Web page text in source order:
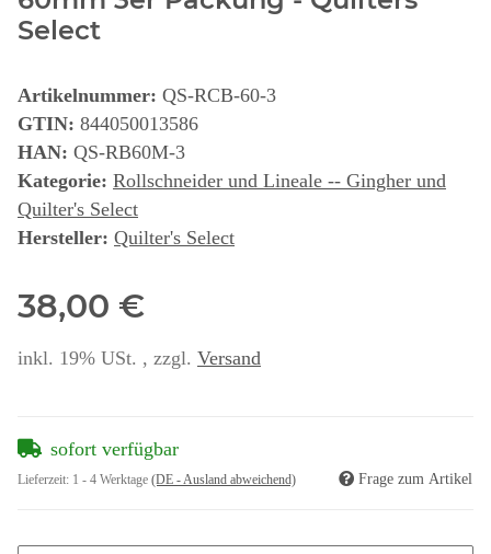
Select
Artikelnummer: QS-RCB-60-3
GTIN: 844050013586
HAN: QS-RB60M-3
Kategorie: Rollschneider und Lineale -- Gingher und
Quilter's Select
Hersteller: Quilter's Select
38,00 €
inkl. 19% USt. , zzgl. Versand
sofort verfügbar
Lieferzeit: 1 - 4 Werktage (DE - Ausland abweichend) Frage zum Artikel